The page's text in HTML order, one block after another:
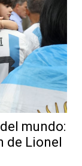
mundo:
de Lionel